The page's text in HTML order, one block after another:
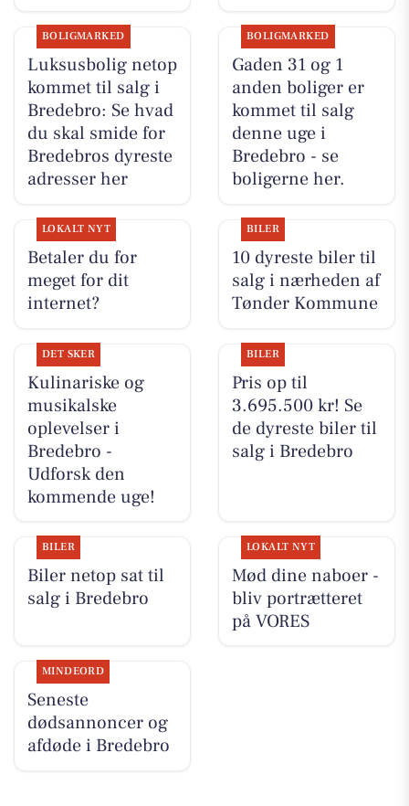
BOLIGMARKED
Luksusbolig netop
kommet til salg i
Bredebro: Se hvad
du skal smide for
Bredebros dyreste
adresser her
BOLIGMARKED
Gaden 31 og 1
anden boliger er
kommet til salg
denne uge i
Bredebro - se
boligerne her.
LOKALT NYT
Betaler du for
meget for dit
internet?
BILER
10 dyreste biler til
salg i nærheden af
Tønder Kommune
DET SKER
Kulinariske og
musikalske
oplevelser i
Bredebro -
Udforsk den
kommende uge!
BILER
Pris op til
3.695.500 kr! Se
de dyreste biler til
salg i Bredebro
BILER
Biler netop sat til
salg i Bredebro
LOKALT NYT
Mød dine naboer -
bliv portrætteret
på VORES
MINDEORD
Seneste
dødsannoncer og
afdøde i Bredebro